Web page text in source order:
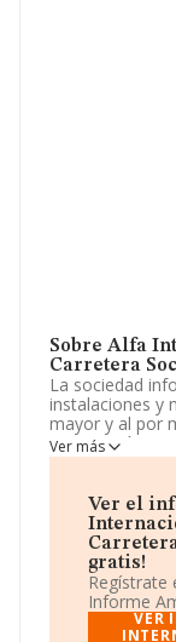
Sobre Alfa
Carretera
La sociedad
instalaciones y
mayor y al por
importación y
4. industrias
actividades de
el Registro
CNAE: 4941 -
La compañía
La compañía
Carretera
domicilio fiscal
Ver más
Ver el
gratis!
Regístrate
Informe
VER